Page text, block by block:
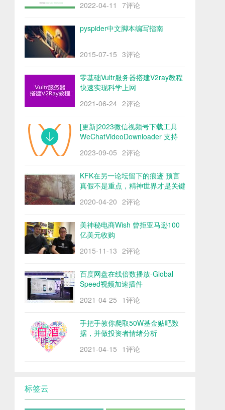
2022-04-11
7评论
pyspider中文脚本编写指南
2015-07-15 3评论
零基础Vultr服务器搭建V2ray教程
快速实现科学上网
2021-06-24 2评论
[更新]2023微信视频号下载工具
WeChatVideoDownloader 支持
2023-09-05 2评论
KFK在另一论坛留下的痕迹 预言
真假不是重点，精神世界才是关键
2020-04-20 2评论
美神秘电商Wish 曾拒亚马逊100
亿美元收购
2015-11-13 2评论
百度网盘在线倍数播放-Global
Speed视频加速插件
2021-04-25 1评论
手把手教你爬取50W基金贴吧数
据，并做投资者情绪分析
2021-04-15 1评论
标签云